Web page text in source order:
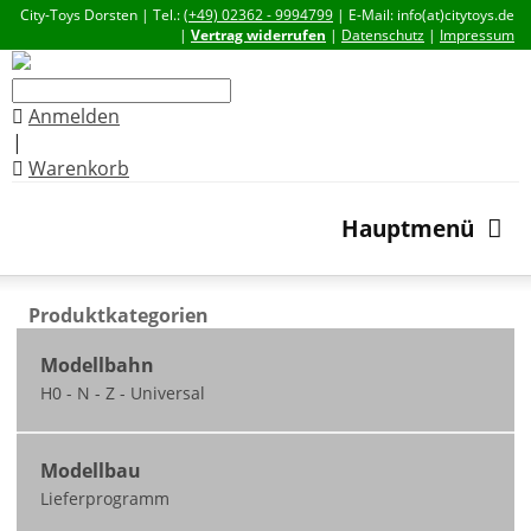
City-Toys Dorsten | Tel.:(+49) 02362 - 9994799 | E-Mail: info(at)citytoys.de
| Vertrag widerrufen | Datenschutz | Impressum
Anmelden
|
Warenkorb
Hauptmenü
Produktkategorien
Modellbahn
H0 - N - Z - Universal
Neuheiten
nicht ausgeliefert /
zum Teil vorbestellbar
Modellbau
Lieferprogramm